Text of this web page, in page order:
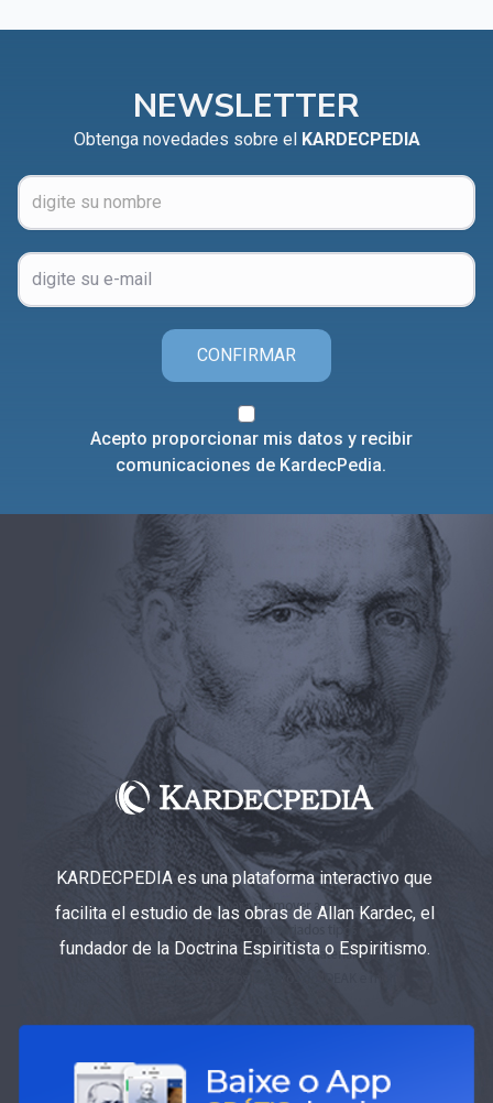
NEWSLETTER
Obtenga novedades sobre el KARDECPEDIA
CONFIRMAR
Acepto proporcionar mis datos y recibir
comunicaciones de KardecPedia.
KARDECPEDIA es una plataforma interactivo que
facilita el estudio de las obras de Allan Kardec, el
fundador de la Doctrina Espiritista o Espiritismo.